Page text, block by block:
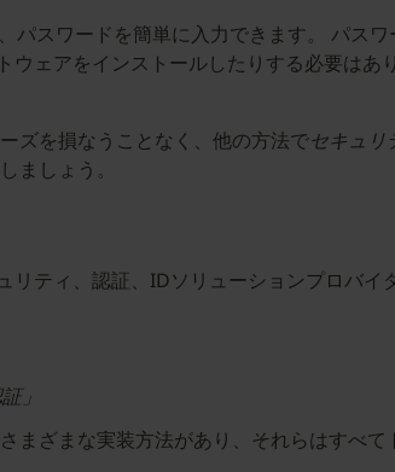
スワードを簡単に入力できます。 パスワ
ェアをインストールしたりする必要はあ
ズを損なうことなく、他の方法でセキュリ
ましょう。
ティ、認証、IDソリューションプロバイ
」
ざまな実装方法があり、それらはすべて